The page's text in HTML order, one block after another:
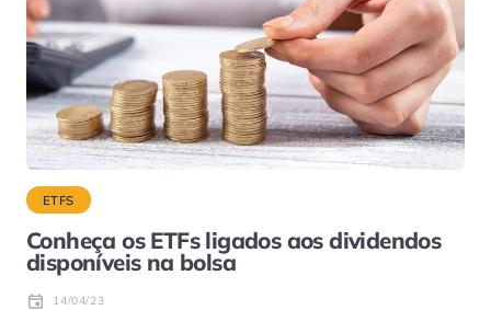
ETFS
Conheça os ETFs ligados aos dividendos
disponíveis na bolsa
14/04/23